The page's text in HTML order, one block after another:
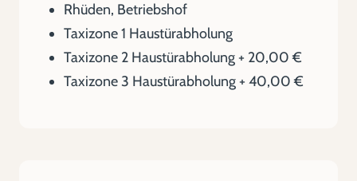
Rhüden, Betriebshof
Taxizone 1 Haustürabholung
Taxizone 2 Haustürabholung + 20,00 €
Taxizone 3 Haustürabholung + 40,00 €